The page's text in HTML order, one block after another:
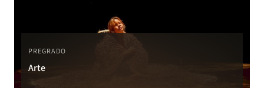
PREGRADO
Arte